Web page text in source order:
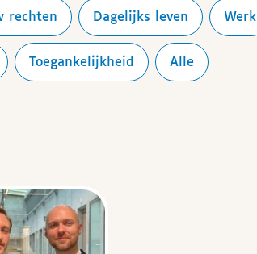
rechten Dagelijks leven Werk
Toegankelijkheid Alle